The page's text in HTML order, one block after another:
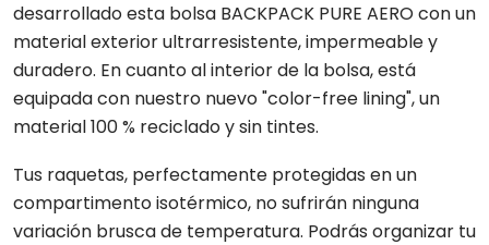
desarrollado esta bolsa BACKPACK PURE AERO con un
material exterior ultrarresistente, impermeable y
duradero. En cuanto al interior de la bolsa, está
equipada con nuestro nuevo "color-free lining", un
material 100 % reciclado y sin tintes.
Tus raquetas, perfectamente protegidas en un
compartimento isotérmico, no sufrirán ninguna
variación brusca de temperatura. Podrás organizar tu